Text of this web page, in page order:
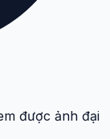
được ảnh đại